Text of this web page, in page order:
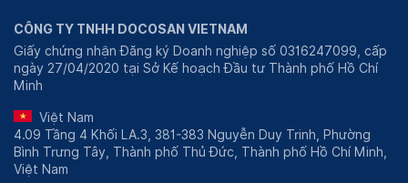
CÔNG TY TNHH DOCOSAN VIETNAM
Giấy chứng nhận Đăng ký Doanh nghiệp số 0316247099, cấp
ngày 27/04/2020 tại Sở Kế hoạch Đầu tư Thành phố Hồ Chí
Minh
Việt Nam
4.09 Tầng 4 Khối LA.3, 381-383 Nguyễn Duy Trinh, Phường
Bình Trưng Tây, Thành phố Thủ Đức, Thành phố Hồ Chí Minh,
Việt Nam